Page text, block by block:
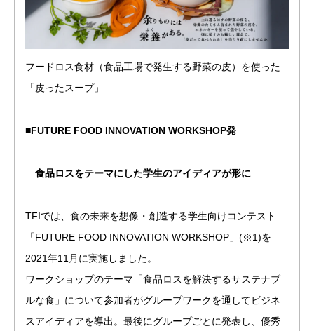
フードロス食材（食品工場で発生する野菜の皮）を使った
「皮ったスープ」
■FUTURE FOOD INNOVATION WORKSHOP発
食品ロスをテーマにした学生のアイディアが形に
TFIでは、食の未来を想像・創造する学生向けコンテスト
「FUTURE FOOD INNOVATION WORKSHOP」(※1)を
2021年11月に実施しました。
ワークショップのテーマ「食品ロスを解決するサステナブ
ルな食」について参加者がグループワークを通してビジネ
スアイディアを導出。最後にグループごとに発表し、優秀